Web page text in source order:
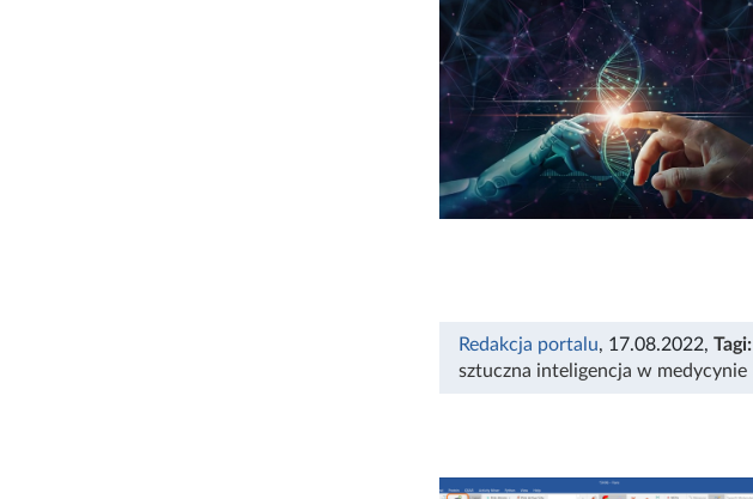
Redakcja portalu, 17.08.2022, Tagi:
sztuczna inteligencja w medycynie